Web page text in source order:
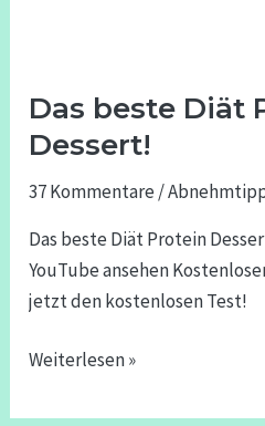
Das beste Diät
Dessert!
37 Kommentare /
Das beste Diät Protein
YouTube ansehen
jetzt den kostenlosen Test!
Diät
Protein
Weiterlesen »